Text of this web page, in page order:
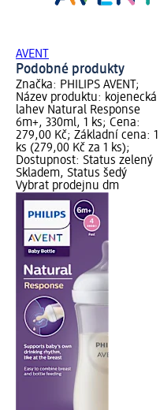
AVENT
Podobné produkty
Značka: PHILIPS AVENT;
Název produktu: kojenecká
lahev Natural Response
6m+, 330ml, 1 ks; Cena:
279,00 Kč; Základní cena: 1
ks (279,00 Kč za 1 ks);
Dostupnost: Status zelený
Skladem, Status šedý
Vybrat prodejnu dm